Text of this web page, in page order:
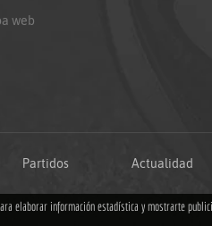
web
Partidos Actualidad
elaborar información estadística y mostrarte